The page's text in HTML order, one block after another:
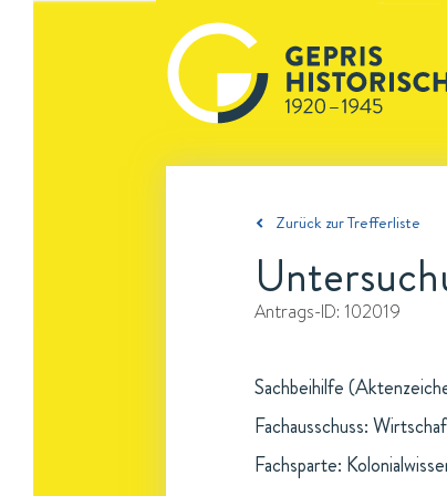
Zurück zur Trefferliste
Antrags-ID: 102019
Sachbeihilfe
Fachausschuss:
Fachsparte: